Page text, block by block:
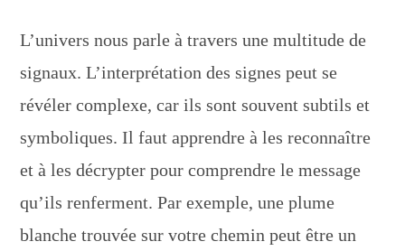
L’univers nous parle à travers une multitude de
signaux. L’interprétation des signes peut se
révéler complexe, car ils sont souvent subtils et
symboliques. Il faut apprendre à les reconnaître
et à les décrypter pour comprendre le message
qu’ils renferment. Par exemple, une plume
blanche trouvée sur votre chemin peut être un